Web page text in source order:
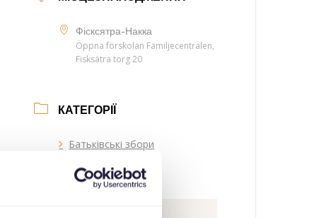
Фісксятра-Накка
Öppna förskolan Familjecentralen,
Fisksätra torg 20
КАТЕГОРІЇ
Батьківські збори
ОРГАНІЗАТОР